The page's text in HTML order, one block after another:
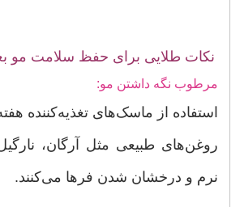
نکات طلایی برای حفظ سلامت مو
مرطوب نگه داشتن مو:
استفاده از ماسک‌های تغذیه‌کننده هفته‌ای 1-2
روغن‌های طبیعی مثل آرگان،
نرم و درخشان شدن فرها می‌کنند.